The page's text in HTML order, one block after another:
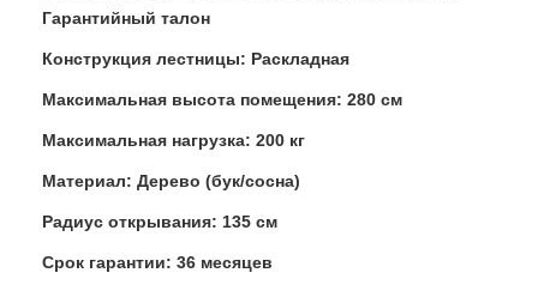
Гарантийный талон
Конструкция лестницы: Раскладная
Максимальная высота помещения: 280 см
Максимальная нагрузка: 200 кг
Материал: Дерево (бук/сосна)
Радиус открывания: 135 см
Срок гарантии: 36 месяцев